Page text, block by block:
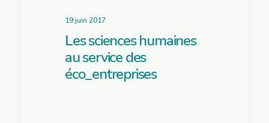
19 juin 2017
Les sciences humaines
au service des
éco_entreprises